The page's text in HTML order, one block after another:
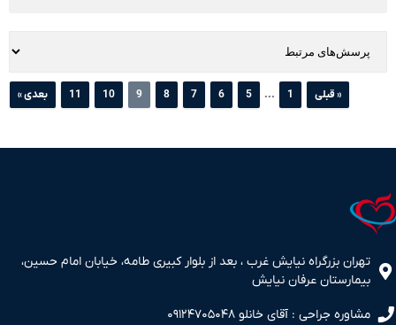
« قبلی 1
...
5
6
7
8
9
10
11 بعدی »
تهران بزرگراه نیایش غرب ، بعد از بلوار کبیری طامه، خیابان امام حسین،
بیمارستان عرفان نیایش
مشاوره جراحی : آقای خانلو ۰۹۱۲۴۷۰۵۰۴۸